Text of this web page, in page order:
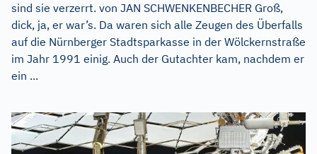
sind sie verzerrt. von JAN SCHWENKENBECHER Groß,
dick, ja, er war’s. Da waren sich alle Zeugen des Überfalls
auf die Nürnberger Stadtsparkasse in der Wölckernstraße
im Jahr 1991 einig. Auch der Gutachter kam, nachdem er
ein ...